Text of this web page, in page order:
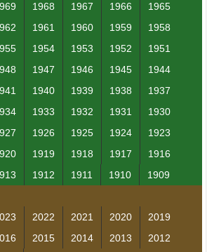
1968 1967 1966
1965
1961 1960 1959
1958
1954 1953 1952
1951
1947 1946 1945
1944
1940 1939 1938
1937
1933 1932 1931
1930
1926 1925 1924
1923
1919 1918 1917
1916
1912 1911 1910
1909
2022 2021 2020
2019
2015 2014 2013 2012